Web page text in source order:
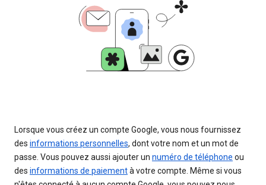
Lorsque vous créez un compte Google, vous nous fournissez
des informations personnelles, dont votre nom et un mot de
passe. Vous pouvez aussi ajouter un numéro de téléphone ou
des informations de paiementà votre compte. Même si vous